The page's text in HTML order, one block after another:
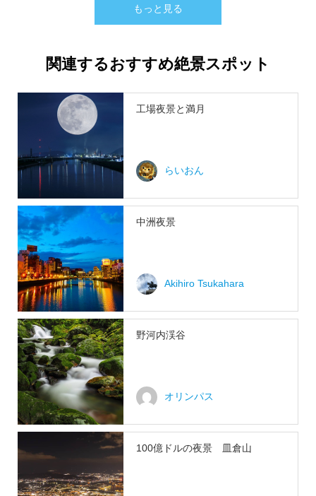
もっと見る
関連するおすすめ絶景スポット
工場夜景と満月
らいおん
中洲夜景
Akihiro Tsukahara
野河内渓谷
オリンパス
100億ドルの夜景 皿倉山